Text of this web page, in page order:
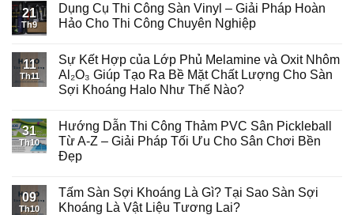
21
Th9
Dụng Cụ Thi Công Sàn Vinyl – Giải Pháp Hoàn
Hảo Cho Thi Công Chuyên Nghiệp
11
Th11
Sự Kết Hợp của Lớp Phủ Melamine và Oxit Nhôm
Al₂O₃ Giúp Tạo Ra Bề Mặt Chất Lượng Cho Sàn
Sợi Khoáng Halo Như Thế Nào?
31
Th10
Hướng Dẫn Thi Công Thảm PVC Sân Pickleball
Từ A-Z – Giải Pháp Tối Ưu Cho Sân Chơi Bền
Đẹp
09
Th10
Tấm Sàn Sợi Khoáng Là Gì? Tại Sao Sàn Sợi
Khoáng Là Vật Liệu Tương Lai?